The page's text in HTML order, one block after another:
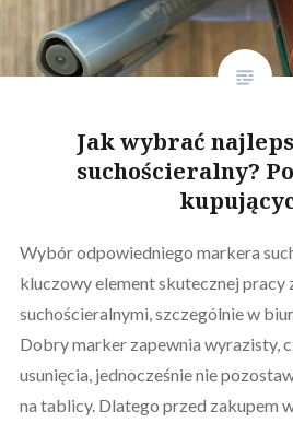
Jak wybrać
suchościeralny?
Wybór odpowiedniego markera
kluczowy element skutecznej pracy
suchościeralnymi, szczególnie w
Dobry marker zapewnia wyrazisty,
usunięcia, jednocześnie nie
na tablicy. Dlatego przed zakupem